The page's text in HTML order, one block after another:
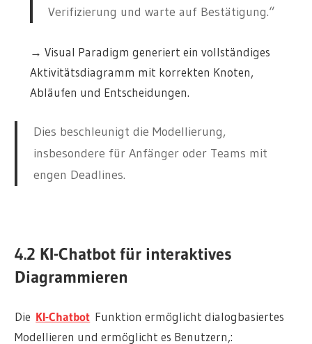
Verifizierung und warte auf Bestätigung.“
→ Visual Paradigm generiert ein vollständiges
Aktivitätsdiagramm mit korrekten Knoten,
Abläufen und Entscheidungen.
Dies beschleunigt die Modellierung,
insbesondere für Anfänger oder Teams mit
engen Deadlines.
4.2 KI-Chatbot für interaktives
Diagrammieren
Die KI-Chatbot Funktion ermöglicht dialogbasiertes
Modellieren und ermöglicht es Benutzern,: